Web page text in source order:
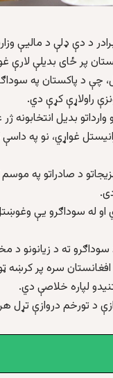
د دې ډلې د مالیې
پر ځای بدیلې لارې
غونډه کې وویل، چې د پاکستان
راولاړې کړې دي.
بدیل انتخابونه
غواړي، نو په
د صادراتو په
له سوداګرو یې
ته د زیانونو د
سره پر کرښه
لپاره خلاصې دي.
د تورخم دروازې تړل